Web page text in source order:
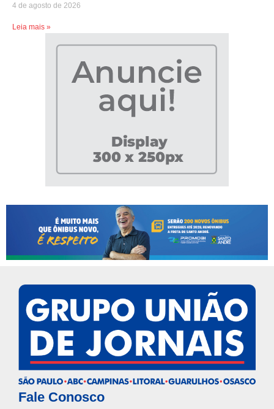
4 de agosto de 2026
Leia mais »
Fale Conosco